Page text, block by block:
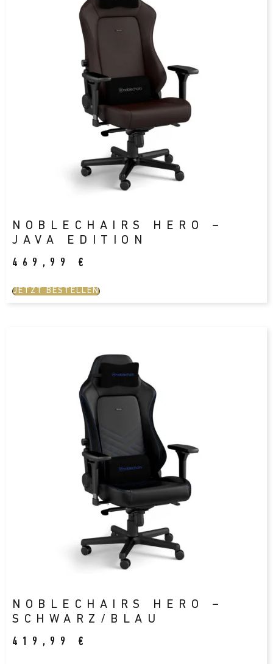
NOBLECHAIRS HERO –
JAVA EDITION
469,99 €
JETZT BESTELLEN
NOBLECHAIRS HERO –
SCHWARZ/BLAU
419,99 €